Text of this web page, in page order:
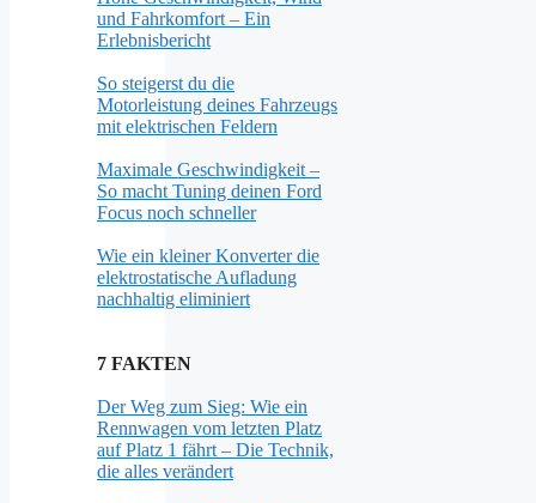
und Fahrkomfort – Ein
Erlebnisbericht
So steigerst du die
Motorleistung deines Fahrzeugs
mit elektrischen Feldern
Maximale Geschwindigkeit –
So macht Tuning deinen Ford
Focus noch schneller
Wie ein kleiner Konverter die
elektrostatische Aufladung
nachhaltig eliminiert
7 FAKTEN
Der Weg zum Sieg: Wie ein
Rennwagen vom letzten Platz
auf Platz 1 fährt – Die Technik,
die alles verändert